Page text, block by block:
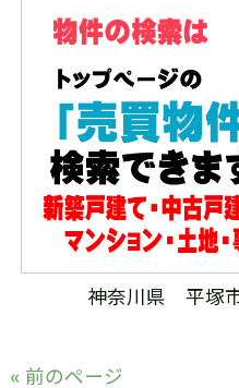
神奈川県 平塚
« 前のページ